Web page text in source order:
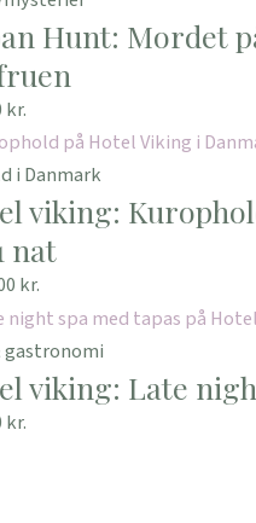
Hunt: Mordet
kr.
i Danmark
viking:
nat
kr.
gastronomi
viking: Late
kr.